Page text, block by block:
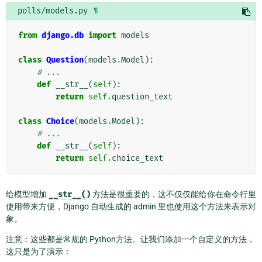
polls/models.py ¶
from django.db import models
class Question(models .Model ):
# ...
def
__str__ (self):
return self.question_text
class Choice(models .Model ):
# ...
def
__str__ (self):
return self.choice_text
给模型增加 __str__() 方法是很重要的，这不仅仅能给你在命令行里
使用带来方便，Django 自动生成的 admin 里也使用这个方法来表示对
象。
注意：这些都是常规的 Python方法。让我们添加一个自定义的方法，
这只是为了演示：